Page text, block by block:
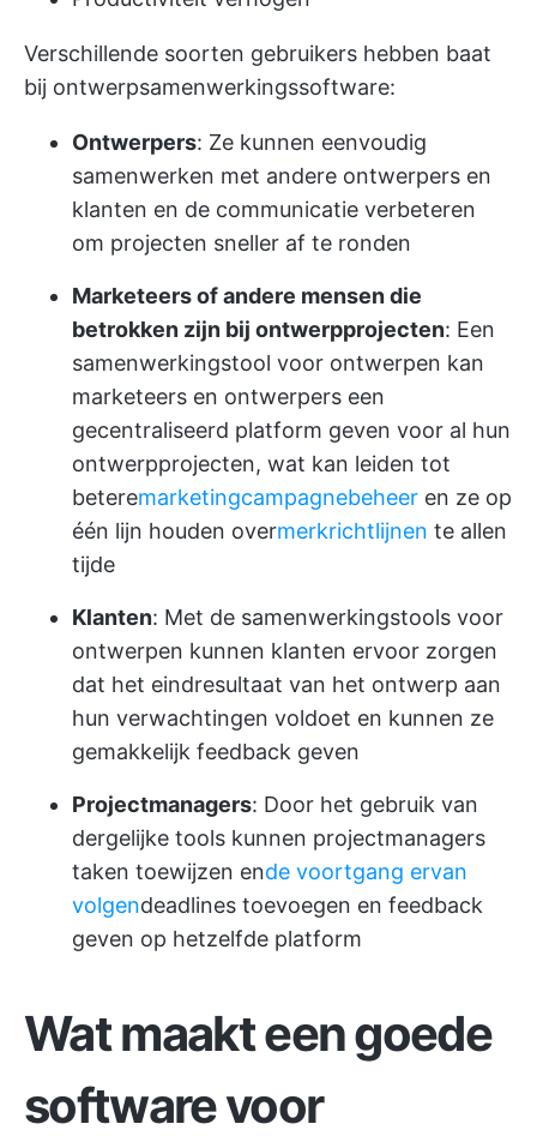
Verschillende soorten gebruikers hebben baat
bij ontwerpsamenwerkingssoftware:
Ontwerpers: Ze kunnen eenvoudig
samenwerken met andere ontwerpers en
klanten en de communicatie verbeteren
om projecten sneller af te ronden
Marketeers of andere mensen die
betrokken zijn bij ontwerpprojecten: Een
samenwerkingstool voor ontwerpen kan
marketeers en ontwerpers een
gecentraliseerd platform geven voor al hun
ontwerpprojecten, wat kan leiden tot
beteremarketingcampagnebeheer en ze op
één lijn houden overmerkrichtlijnen te allen
tijde
Klanten: Met de samenwerkingstools voor
ontwerpen kunnen klanten ervoor zorgen
dat het eindresultaat van het ontwerp aan
hun verwachtingen voldoet en kunnen ze
gemakkelijk feedback geven
Projectmanagers: Door het gebruik van
dergelijke tools kunnen projectmanagers
taken toewijzen ende voortgang ervan
volgendeadlines toevoegen en feedback
geven op hetzelfde platform
Wat maakt een goede
software voor